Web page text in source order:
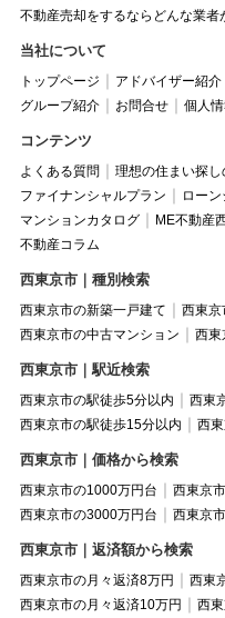
不動産売却をするならどんな業者
当社について
トップページ アドバイザー紹介
グループ紹介
お問合せ 個人
コンテンツ
よくある質問 理想の住まい探し
ファイナンシャルプラン
ロー
マンションカタログ
ME不動産
不動産コラム
西東京市｜種別検索
西東京市の新築一戸建て
西東京
西東京市の中古マンション
西東
西東京市｜駅近検索
西東京市の駅徒歩5分以内
西東
西東京市の駅徒歩15分以内
西
西東京市｜価格から検索
西東京市の1000万円台
西東京
西東京市の3000万円台
西東京
西東京市｜返済額から検索
西東京市の月々返済8万円
西東
西東京市の月々返済10万円
西